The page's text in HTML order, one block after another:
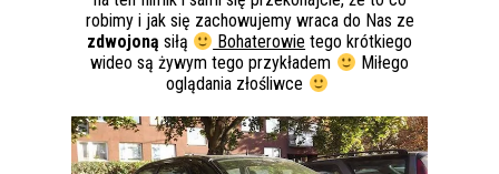
robimy i jak się zachowujemy wraca do Nas ze
zdwojoną siłą Bohaterowie tego krótkiego
wideo są żywym tego przykładem
Miłego
oglądania złośliwce